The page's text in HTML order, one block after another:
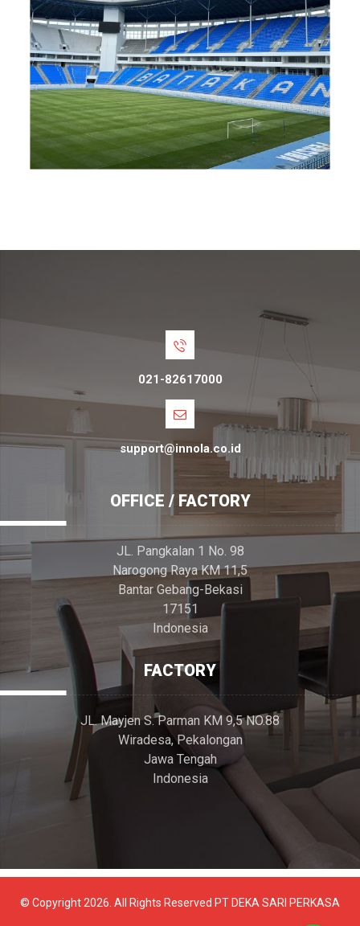
021-82617000
support@innola.co.id
OFFICE / FACTORY
JL. Pangkalan 1 No. 98
Narogong Raya KM 11,5
Bantar Gebang-Bekasi
17151
Indonesia
FACTORY
JL. Mayjen S. Parman KM 9,5 NO.88
Wiradesa, Pekalongan
Jawa Tengah
Indonesia
© Copyright 2026. All Rights Reserved PT DEKA SARI PERKASA